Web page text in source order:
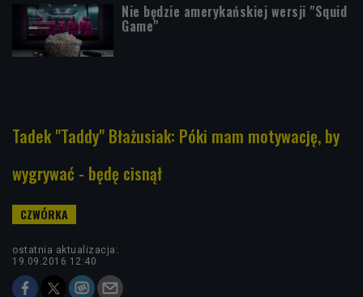
Nie będzie amerykańskiej wersji "Squid
Game"
Tadek "Taddy" Błażusiak: Póki mam motywację, by
wygrywać - będę cisnął
ostatnia aktualizacja:
19.09.2016 12:40